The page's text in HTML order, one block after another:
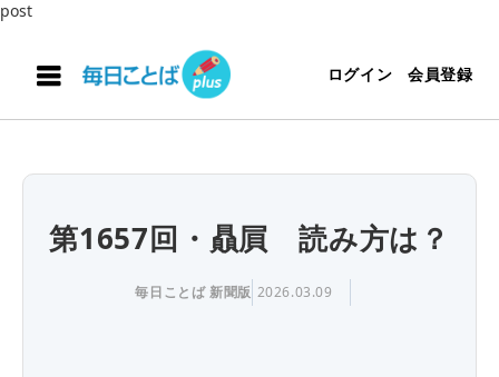
post
ログイン 会員登録
第1657回・贔屓 読み方は？
毎日ことば 新聞版 2026.03.09